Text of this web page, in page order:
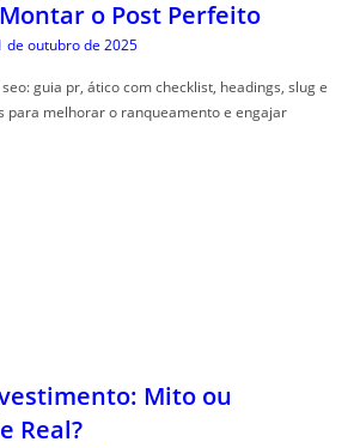
o Post Perfeito
de outubro de 2025
guia pr, ático com checklist, headings, slug e
para melhorar o ranqueamento e engajar
Mito ou
Real?